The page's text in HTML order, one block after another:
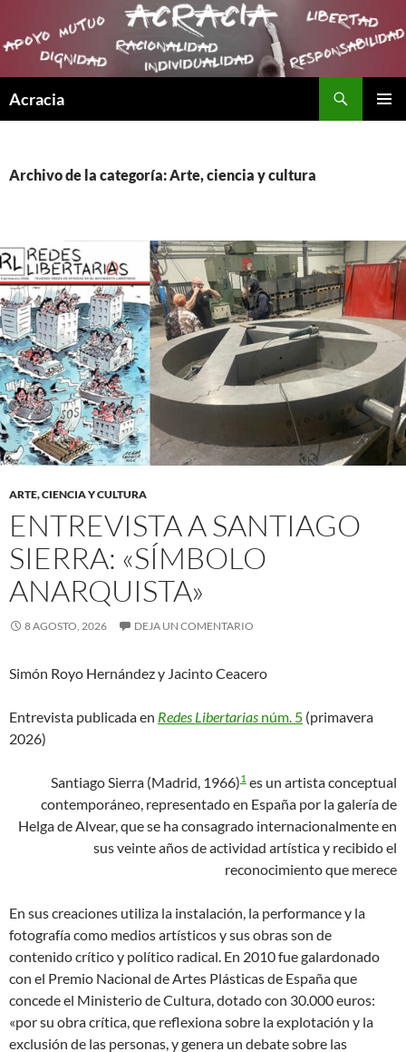
Acracia
Archivo de la categoría: Arte, ciencia y cultura
ARTE, CIENCIA Y CULTURA
ENTREVISTA A SANTIAGO
SIERRA: «SÍMBOLO
ANARQUISTA»
8 AGOSTO, 2026 DEJA UN COMENTARIO
Simón Royo Hernández y Jacinto Ceacero
Entrevista publicada en Redes Libertarias núm. 5 (primavera
2026)
Santiago Sierra (Madrid, 1966)1 es un artista conceptual
contemporáneo, representado en España por la galería de
Helga de Alvear, que se ha consagrado internacionalmente en
sus veinte años de actividad artística y recibido el
reconocimiento que merece
En sus creaciones utiliza la instalación, la performance y la
fotografía como medios artísticos y sus obras son de
contenido crítico y político radical. En 2010 fue galardonado
con el Premio Nacional de Artes Plásticas de España que
concede el Ministerio de Cultura, dotado con 30.000 euros:
«por su obra crítica, que reflexiona sobre la explotación y la
exclusión de las personas, y genera un debate sobre las